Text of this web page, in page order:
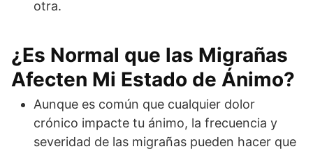
otra.
¿Es Normal que las Migrañas
Afecten Mi Estado de Ánimo?
Aunque es común que cualquier dolor
crónico impacte tu ánimo, la frecuencia y
severidad de las migrañas pueden hacer que